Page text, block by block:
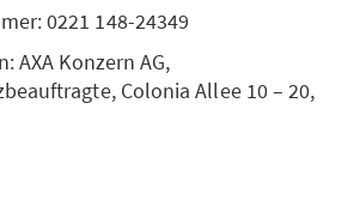
0221 148-24349
AXA Konzern AG,
Colonia Allee 10 – 20,